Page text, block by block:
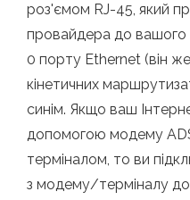
роз'ємом RJ-45, який
провайдера до вашого
0 порту Ethernet (він
кінетичних
синім. Якщо ваш
допомогою модему
терміналом, то ви
з модему/терміналу до